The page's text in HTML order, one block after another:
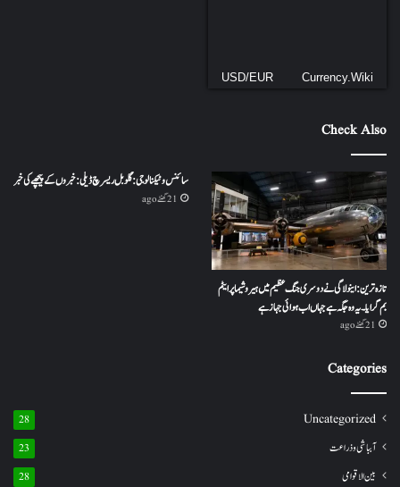
USD/EUR Currency.Wiki
Check Also
تازہ ترین: اینولا گی نے دوسری جنگ عظیم میں ہیروشیما پر ایٹم
بم گرایا ۔ یہ وہ جگہ ہے جہاں اب ہوائی جہاز ہے
21 گھنٹے ago
سائنس و ٹیکنالوجی: گلوبل ریسرچ ڈیلی: خبروں کے پیچھے کی خبر
21 گھنٹے ago
Categories
Uncategorized
28
آبباشی وذراعت 23
بین الاقوامی 28